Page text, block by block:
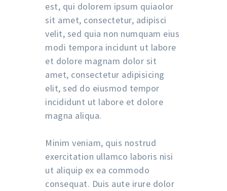
est, qui dolorem ipsum quiaolor
sit amet, consectetur, adipisci
velit, sed quia non numquam eius
modi tempora incidunt ut labore
et dolore magnam dolor sit
amet, consectetur adipisicing
elit, sed do eiusmod tempor
incididunt ut labore et dolore
magna aliqua.
Minim veniam, quis nostrud
exercitation ullamco laboris nisi
ut aliquip ex ea commodo
consequat. Duis aute irure dolor